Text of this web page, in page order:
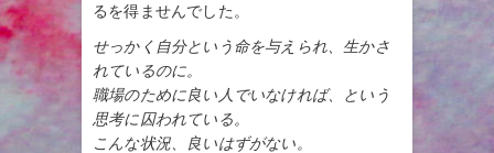
るを得ませんでした。
せっかく自分という命を与えられ、生かさ
れているのに。
職場のために良い人でいなければ、という
思考に囚われている。
こんな状況、良いはずがない。